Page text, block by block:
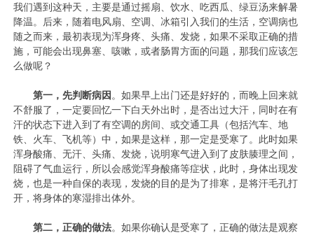
我们遇到这种天，主要是通过摇扇、饮水、吃西瓜、绿豆汤来解暑
降温。后来，随着电风扇、空调、冰箱引入我们的生活，空调病也
随之而来，最初表现为浑身疼、头痛、发烧，如果不采取正确的措
施，可能会出现鼻塞、咳嗽，或者肠胃方面的问题，那我们应该怎
么做呢？
第一，先判断病因 。如果早上出门还是好好的，而晚上回来就
不舒服了，一定要回忆一下白天外出时，是否出过大汗，同时在有
汗的状态下进入到了有空调的房间、或交通工具（包括汽车、地
铁、火车、飞机等）中，如果是这样，那一定是受寒了。此时如果
浑身酸痛、无汗、头痛、发烧，说明寒气进入到了皮肤腠理之间，
阻碍了气血运行，所以会感觉浑身酸痛等症状，此时，身体出现发
烧，也是一种自保的表现，发烧的目的是为了排寒，是将汗毛孔打
开，将身体的寒湿排出体外。
第二，正确的做法。如果你确认是受寒了，正确的做法是观察